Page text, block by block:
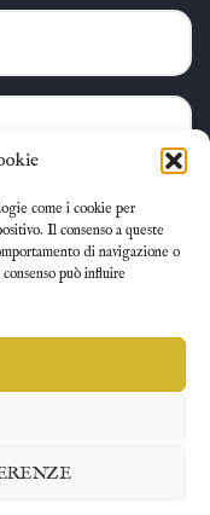
come i cookie per
Il consenso a queste
di navigazione o
può influire